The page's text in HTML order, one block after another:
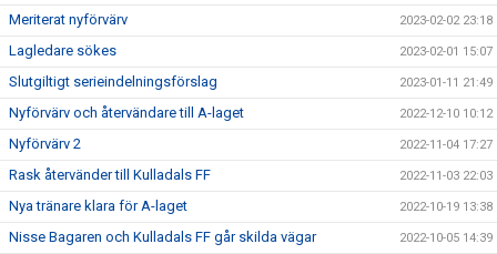
Meriterat nyförvärv 2023-02-02 23:18
Lagledare sökes 2023-02-01 15:07
Slutgiltigt serieindelningsförslag 2023-01-11 21:49
Nyförvärv och återvändare till A-laget 2022-12-10 10:12
Nyförvärv 2 2022-11-04 17:27
Rask återvänder till Kulladals FF 2022-11-03 22:03
Nya tränare klara för A-laget 2022-10-19 13:38
Nisse Bagaren och Kulladals FF går skilda vägar 2022-10-05 14:39